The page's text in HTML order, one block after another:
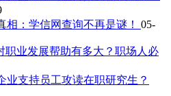
相：学信网查询不再是谜！ 05-
职业发展帮助有多大？职场人必
业支持员工攻读在职研究生？